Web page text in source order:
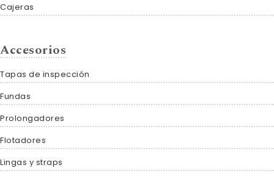
Cajeras
Accesorios
Tapas de inspección
Fundas
Prolongadores
Flotadores
Lingas y straps